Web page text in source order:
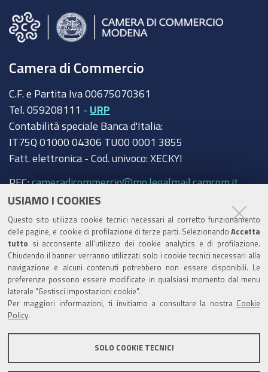
USIAMO I COOKIES
Questo sito utilizza cookie tecnici necessari al corretto funzionamento
delle pagine, e cookie di profilazione di terze parti. Selezionando Accetta
tutto si acconsente all’utilizzo dei cookie analytics e di profilazione.
Chiudendo il banner verranno utilizzati solo i cookie tecnici necessari alla
navigazione e alcuni contenuti potrebbero non essere disponibili. Le
preferenze possono essere modificate in qualsiasi momento dal menu
laterale "Gestisci impostazioni cookie".
Per maggiori informazioni, ti invitiamo a consultare la nostra Cookie
Policy
SOLO COOKIE TECNICI
Camera di Commercio
C.F. e Partita Iva 00675070361
Tel. 059208111 - URP
Contabilità speciale Banca d'Italia:
IT75Q 01000 04306 TU00 0001 3855
Fatt. elettronica - Cod. univoco: XECKYI
PEC:cameradicommercio@mo.legalmail.camcom.it
Trasparenza
Amministrazione trasparente
Albo Camerale
Pubblicità Legale
Area riservata Amministratori